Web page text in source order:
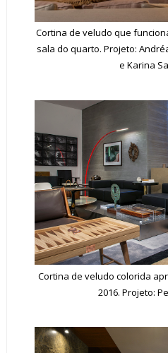
Cortina de veludo que
sala do quarto. Projeto:
e Karina
Cortina de veludo colorida
2016. Projeto: